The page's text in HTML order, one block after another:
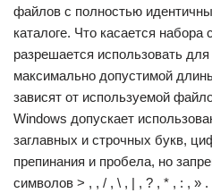
файлов с полностью
каталоге. Что касается
разрешается использовать
максимально допустимой
зависят от используемой
Windows допускает
заглавных и строчных букв,
препинания и пробела, но
символов > , , / , \ , | , ? , * , : , »